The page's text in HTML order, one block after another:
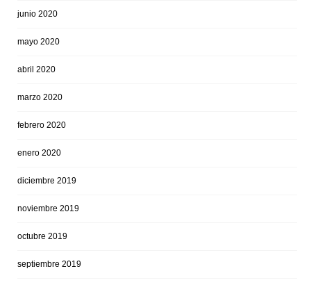
junio 2020
mayo 2020
abril 2020
marzo 2020
febrero 2020
enero 2020
diciembre 2019
noviembre 2019
octubre 2019
septiembre 2019